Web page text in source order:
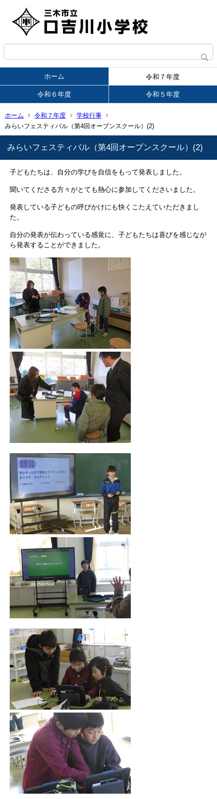
ホーム 令和７年度
令和６年度 令和５年度
ホーム 令和７年度
学校行事
みらいフェスティバル（第4回オープンスクール）(2)
みらいフェスティバル（第4回オープンスクール）(2)
子どもたちは、自分の学びを自信をもって発表しました。
聞いてくださる方々がとても熱心に参加してくださいました。
発表している子どもの呼びかけにも快くこたえていただきまし
た。
自分の発表が伝わっている感覚に、子どもたちは喜びを感じなが
ら発表することができました。